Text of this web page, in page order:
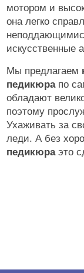
мотором и
она легко
искусственные
Мы предлагаем
педикюрапо
обладают
поэтому
Ухаживать за
леди. А без
педикюраэто